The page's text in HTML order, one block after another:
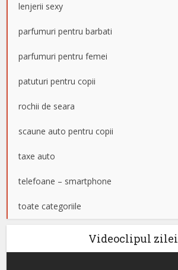
lenjerii sexy
parfumuri pentru barbati
parfumuri pentru femei
patuturi pentru copii
rochii de seara
scaune auto pentru copii
taxe auto
telefoane – smartphone
toate categoriile
Videoclipul zilei